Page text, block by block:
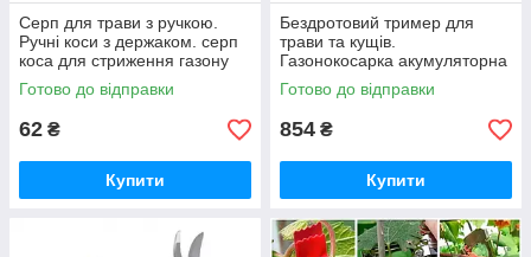
Серп для трави з ручкою.
Ручні коси з держаком. серп
коса для стриження газону
iC227
Готово до відправки
62 ₴
Купити
Бездротовий тример для
трави та кущів.
Газонокосарка акумуляторна
на колесах BLUE iC227
Готово до відправки
854 ₴
Купити